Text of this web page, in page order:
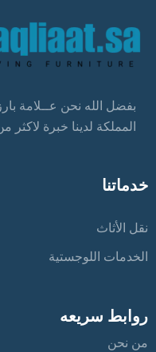
بفضل الله نحن عــلامة
المملكة لدينا خبرة لاكثر من 20
خدماتنا
نقل الأثاث
الخدمات اللوجستية
روابط سريعه
من نحن